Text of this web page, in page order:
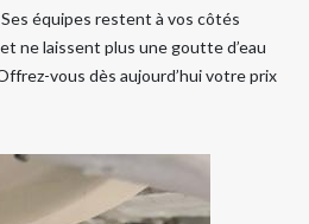
équipes restent à vos côtés
ne laissent plus une goutte d’eau
vous dès aujourd’hui votre prix